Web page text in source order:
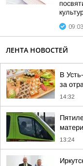
09:03
ЛЕНТА НОВОСТЕЙ
В
за
14:32
13:24